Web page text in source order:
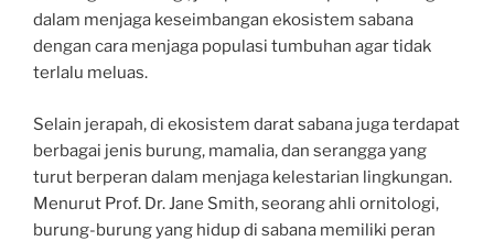
dalam menjaga keseimbangan ekosistem sabana
dengan cara menjaga populasi tumbuhan agar tidak
terlalu meluas.
Selain jerapah, di ekosistem darat sabana juga terdapat
berbagai jenis burung, mamalia, dan serangga yang
turut berperan dalam menjaga kelestarian lingkungan.
Menurut Prof. Dr. Jane Smith, seorang ahli ornitologi,
burung-burung yang hidup di sabana memiliki peran